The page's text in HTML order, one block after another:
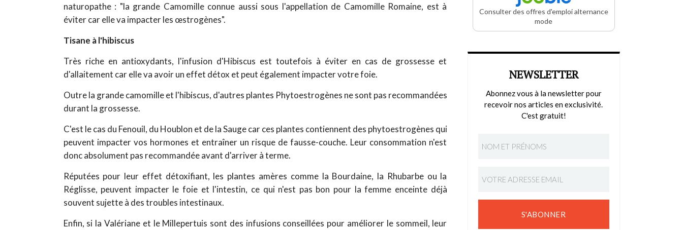
naturopathe : "la grande Camomille connue aussi sous l'appellation de Camomille Romaine, est à
éviter car elle va impacter les œstrogènes".
Tisane à l'hibiscus
Très riche en antioxydants, l'infusion d'Hibiscus est toutefois à éviter en cas de grossesse et
d'allaitement car elle va avoir un effet détox et peut également impacter votre foie.
Outre la grande camomille et l'hibiscus, d'autres plantes Phytoestrogènes ne sont pas recommandées
durant la grossesse.
C'est le cas du Fenouil, du Houblon et de la Sauge car ces plantes contiennent des phytoestrogènes qui
peuvent impacter vos hormones et entraîner un risque de fausse-couche. Leur consommation n'est
donc absolument pas recommandée avant d'arriver à terme.
Réputées pour leur effet détoxifiant, les plantes amères comme la Bourdaine, la Rhubarbe ou la
Réglisse, peuvent impacter le foie et l'intestin, ce qui n'est pas bon pour la femme enceinte déjà
souvent sujette à des troubles intestinaux.
Enfin, si la Valériane et le Millepertuis sont des infusions conseillées pour améliorer le sommeil, leur
Consulter des offres d'emploi alternance
mode
NEWSLETTER
Abonnez vous à la newsletter pour
recevoir nos articles en exclusivité.
C'est gratuit!
S'ABONNER